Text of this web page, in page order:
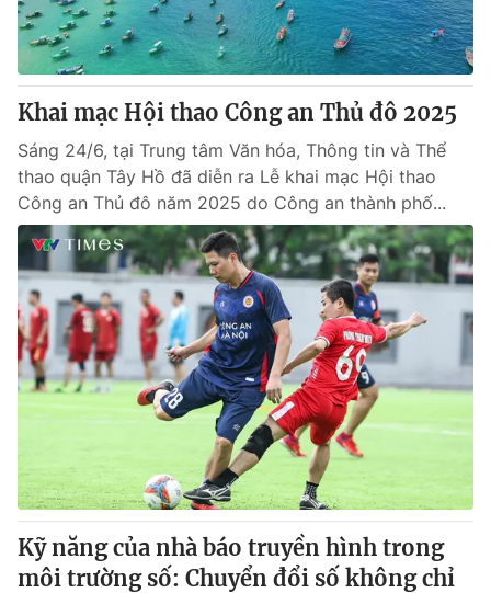
Khai mạc Hội thao Công an Thủ đô 2025
Sáng 24/6, tại Trung tâm Văn hóa, Thông tin và Thể
thao quận Tây Hồ đã diễn ra Lễ khai mạc Hội thao
Công an Thủ đô năm 2025 do Công an thành phố...
Kỹ năng của nhà báo truyền hình trong
môi trường số: Chuyển đổi số không chỉ